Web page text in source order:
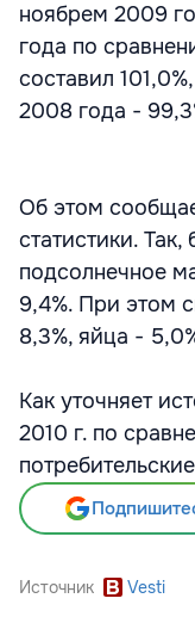
ноябрем 2009
года по
составил
2008 года -
Об этом
статистики.
подсолнечное
9,4%. При этом
8,3%, яйца -
Как уточняет
2010 г. по
Источник Vesti